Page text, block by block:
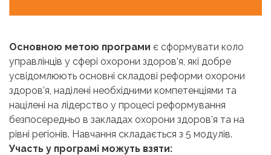
Основною метою програми є сформувати коло
управлінців у сфері охорони здоров’я, які добре
усвідомлюють основні складові реформи охорони
здоров’я, наділені необхідними компетенціями та
націлені на лідерство у процесі реформування
безпосередньо в закладах охорони здоров’я та на
рівні регіонів. Навчання складається з 5 модулів.
Участь у програмі можуть взяти: